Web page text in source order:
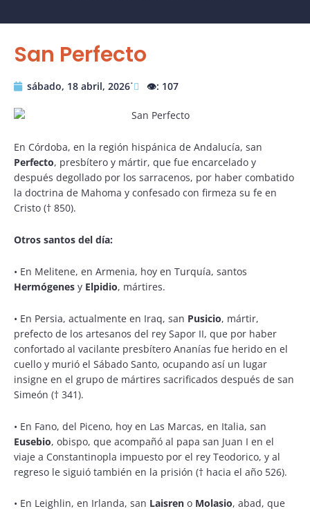
San Perfecto
sábado, 18 abril, 2026˙ 👁️: 107
En Córdoba, en la región hispánica de Andalucía, san
Perfecto, presbítero y mártir, que fue encarcelado y
después degollado por los sarracenos, por haber combatido
la doctrina de Mahoma y confesado con firmeza su fe en
Cristo († 850).
Otros santos del día:
• En Melitene, en Armenia, hoy en Turquía, santos
Hermógenes y Elpidio, mártires.
• En Persia, actualmente en Iraq, san Pusicio, mártir,
prefecto de los artesanos del rey Sapor II, que por haber
confortado al vacilante presbítero Ananías fue herido en el
cuello y murió el Sábado Santo, ocupando así un lugar
insigne en el grupo de mártires sacrificados después de san
Simeón († 341).
• En Fano, del Piceno, hoy en Las Marcas, en Italia, san
Eusebio, obispo, que acompañó al papa san Juan I en el
viaje a Constantinopla impuesto por el rey Teodorico, y al
regreso le siguió también en la prisión († hacia el año 526).
• En Leighlin, en Irlanda, san Laisren o Molasio, abad, que